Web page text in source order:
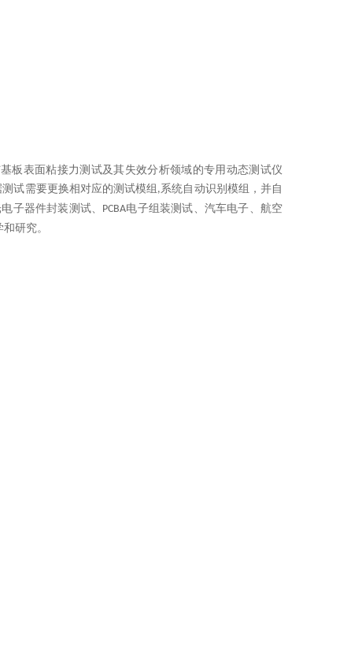
板表面粘接力测试及其失效分析领域的专用动态测试仪
试需要更换相对应的测试模组 ,系统自动识别模组，并自
子器件封装测试、 PCBA电子组装测试、汽车电子、航空
研究。